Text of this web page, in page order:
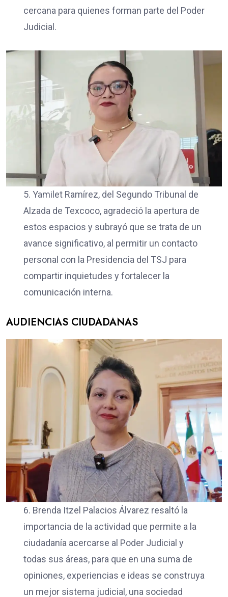
cercana para quienes forman parte del Poder
Judicial.
5. Yamilet Ramírez, del Segundo Tribunal de
Alzada de Texcoco, agradeció la apertura de
estos espacios y subrayó que se trata de un
avance significativo, al permitir un contacto
personal con la Presidencia del TSJ para
compartir inquietudes y fortalecer la
comunicación interna.
AUDIENCIAS CIUDADANAS
6. Brenda Itzel Palacios Álvarez resaltó la
importancia de la actividad que permite a la
ciudadanía acercarse al Poder Judicial y
todas sus áreas, para que en una suma de
opiniones, experiencias e ideas se construya
un mejor sistema judicial, una sociedad